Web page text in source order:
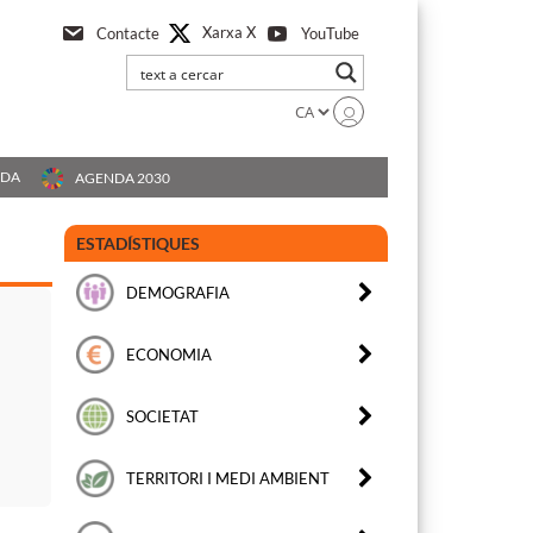
Contacte Xarxa X YouTube
AGENDA 2030
ESTADÍSTIQUES
DEMOGRAFIA
ECONOMIA
SOCIETAT
TERRITORI I MEDI AMBIENT